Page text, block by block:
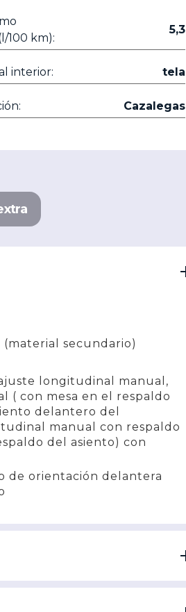
100 km):
5,3
interior: tela
Cazalegas
secundario)
longitudinal manual,
( con mesa en el respaldo
delantero del
manual con respaldo
del asiento) con
de orientación delantera